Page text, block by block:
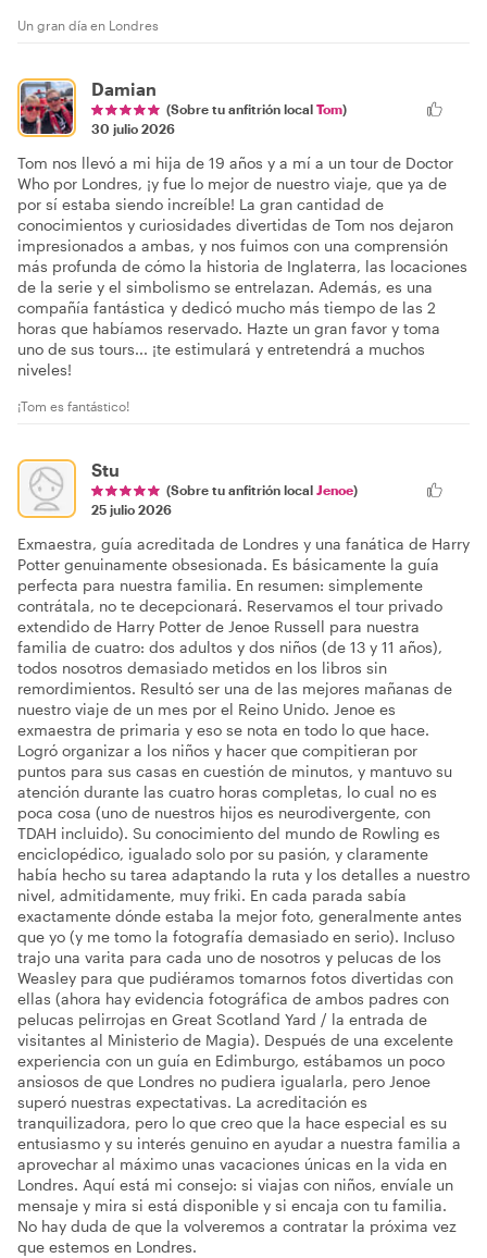
Un gran día en Londres
Damian
(Sobre tu anfitrión local Tom)
30 julio 2026
Tom nos llevó a mi hija de 19 años y a mí a un tour de Doctor
Who por Londres, ¡y fue lo mejor de nuestro viaje, que ya de
por sí estaba siendo increíble! La gran cantidad de
conocimientos y curiosidades divertidas de Tom nos dejaron
impresionados a ambas, y nos fuimos con una comprensión
más profunda de cómo la historia de Inglaterra, las locaciones
de la serie y el simbolismo se entrelazan. Además, es una
compañía fantástica y dedicó mucho más tiempo de las 2
horas que habíamos reservado. Hazte un gran favor y toma
uno de sus tours... ¡te estimulará y entretendrá a muchos
niveles!
¡Tom es fantástico!
Stu
(Sobre tu anfitrión local Jenoe)
25 julio 2026
Exmaestra, guía acreditada de Londres y una fanática de Harry
Potter genuinamente obsesionada. Es básicamente la guía
perfecta para nuestra familia. En resumen: simplemente
contrátala, no te decepcionará. Reservamos el tour privado
extendido de Harry Potter de Jenoe Russell para nuestra
familia de cuatro: dos adultos y dos niños (de 13 y 11 años),
todos nosotros demasiado metidos en los libros sin
remordimientos. Resultó ser una de las mejores mañanas de
nuestro viaje de un mes por el Reino Unido. Jenoe es
exmaestra de primaria y eso se nota en todo lo que hace.
Logró organizar a los niños y hacer que compitieran por
puntos para sus casas en cuestión de minutos, y mantuvo su
atención durante las cuatro horas completas, lo cual no es
poca cosa (uno de nuestros hijos es neurodivergente, con
TDAH incluido). Su conocimiento del mundo de Rowling es
enciclopédico, igualado solo por su pasión, y claramente
había hecho su tarea adaptando la ruta y los detalles a nuestro
nivel, admitidamente, muy friki. En cada parada sabía
exactamente dónde estaba la mejor foto, generalmente antes
que yo (y me tomo la fotografía demasiado en serio). Incluso
trajo una varita para cada uno de nosotros y pelucas de los
Weasley para que pudiéramos tomarnos fotos divertidas con
ellas (ahora hay evidencia fotográfica de ambos padres con
pelucas pelirrojas en Great Scotland Yard / la entrada de
visitantes al Ministerio de Magia). Después de una excelente
experiencia con un guía en Edimburgo, estábamos un poco
ansiosos de que Londres no pudiera igualarla, pero Jenoe
superó nuestras expectativas. La acreditación es
tranquilizadora, pero lo que creo que la hace especial es su
entusiasmo y su interés genuino en ayudar a nuestra familia a
aprovechar al máximo unas vacaciones únicas en la vida en
Londres. Aquí está mi consejo: si viajas con niños, envíale un
mensaje y mira si está disponible y si encaja con tu familia.
No hay duda de que la volveremos a contratar la próxima vez
que estemos en Londres.